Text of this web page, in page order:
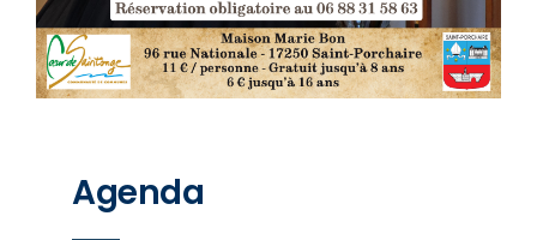
Agenda